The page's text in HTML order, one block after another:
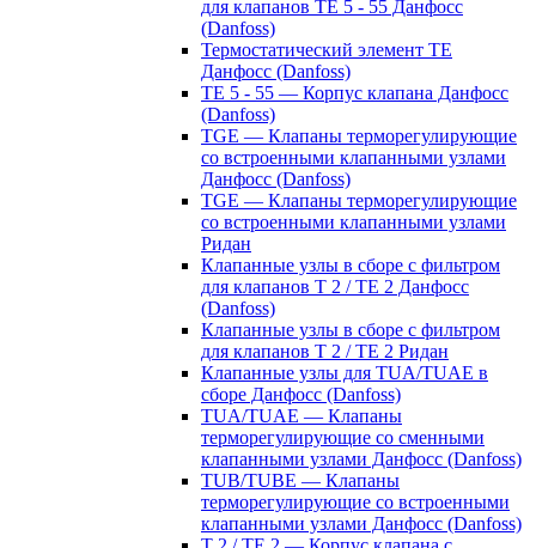
для клапанов TE 5 - 55 Данфосс
(Danfoss)
Термостатический элемент TE
Данфосс (Danfoss)
TE 5 - 55 — Корпус клапана Данфосс
(Danfoss)
TGE — Клапаны терморегулирующие
со встроенными клапанными узлами
Данфосс (Danfoss)
TGE — Клапаны терморегулирующие
со встроенными клапанными узлами
Ридан
Клапанные узлы в сборе с фильтром
для клапанов T 2 / TE 2 Данфосс
(Danfoss)
Клапанные узлы в сборе с фильтром
для клапанов T 2 / TE 2 Ридан
Клапанные узлы для TUA/TUAE в
сборе Данфосс (Danfoss)
TUA/TUAE — Клапаны
терморегулирующие со сменными
клапанными узлами Данфосс (Danfoss)
TUB/TUBE — Клапаны
терморегулирующие со встроенными
клапанными узлами Данфосс (Danfoss)